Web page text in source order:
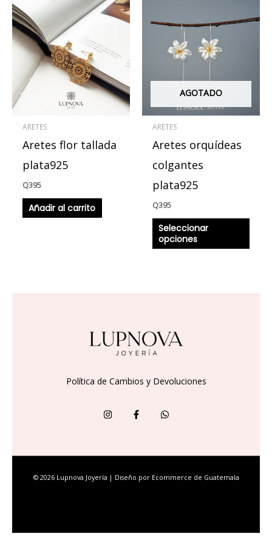
ARETES
Aretes flor tallada
plata925
Q395
Añadir al carrito
AGOTADO
ARETES
Aretes orquídeas
colgantes
plata925
Q395
Seleccionar
opciones
Las
se
Política de Cambios y Devoluciones
© 2026 Lupnova Joyería | Diseño por Ecommerce de Guatemala